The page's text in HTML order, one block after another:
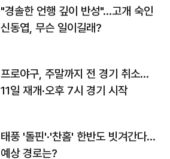
"경솔한 언행 깊이 반성"…고개 숙인
신동엽, 무슨 일이길래?
프로야구, 주말까지 전 경기 취소…
11일 재개·오후 7시 경기 시작
태풍 '돌핀'·'찬홈' 한반도 빗겨간다…
예상 경로는?